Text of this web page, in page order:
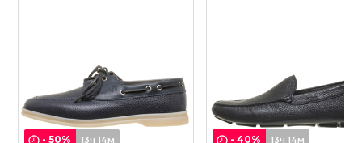
-50% 13ч 14м -40% 13ч 14м